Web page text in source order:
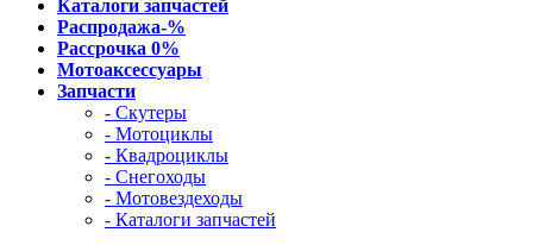
Каталоги запчастей
Распродажа-%
Рассрочка 0%
Мотоаксессуары
Запчасти
- Скутеры
- Мотоциклы
- Квадроциклы
- Снегоходы
- Мотовездеходы
- Каталоги запчастей